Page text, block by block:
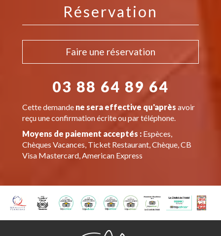
Réservation
Faire une réservation
03 88 64 89 64
Cette demande ne sera effective qu'après avoir
reçu une confirmation écrite ou par téléphone.
Moyens de paiement acceptés :Espèces,
Chèques Vacances, Ticket Restaurant, Chèque, CB
Visa Mastercard, American Express